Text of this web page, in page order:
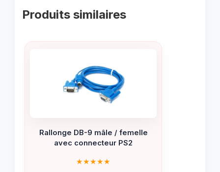
Produits similaires
Rallonge DB-9 mâle / femelle
avec connecteur PS2